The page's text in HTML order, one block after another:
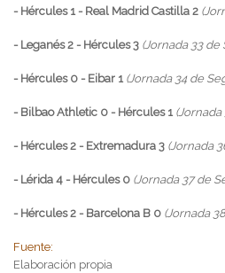
- Hércules 1 - Real Madrid Castilla 2
- Leganés 2 - Hércules 3 (Jornada 33 de
- Hércules 0 - Eibar 1 (Jornada 34 de
- Bilbao Athletic 0 - Hércules 1 (Jornada
- Hércules 2 - Extremadura 3 (Jornada
- Lérida 4 - Hércules 0 (Jornada 37 de
- Hércules 2 - Barcelona B 0 (Jornada
Fuente:
Elaboración propia